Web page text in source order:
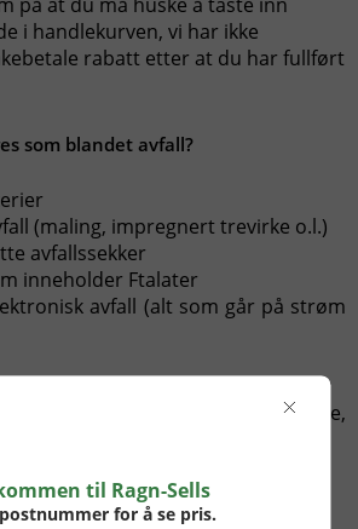
i handlekurven, vi har ikke
rabatt etter at du har fullført
som blandet avfall?
(maling, impregnert trevirke o.l.)
avfallssekker
inneholder Ftalater
avfall (alt som går på strøm
jord, stein, tegl, takstein, fyllmasse,
til Ragn-Sells
for å se pris.